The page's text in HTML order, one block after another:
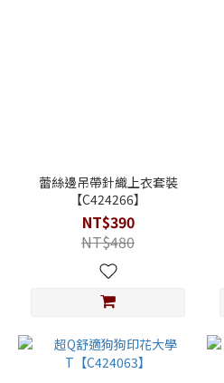
蕾絲邊吊帶針織上衣套裝
【C424266】
NT$390
NT$480